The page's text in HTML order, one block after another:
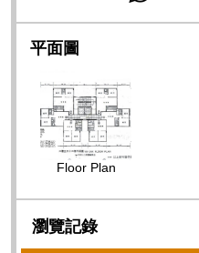
平面圖
Floor Plan
瀏覽記錄